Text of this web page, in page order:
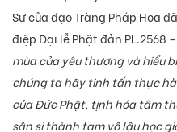
Sư của đạo Tràng Pháp Hoa
điệp Đại lễ Phật đản PL.2568
mùa của yêu thương và hiểu
chúng ta hãy tinh tấn thực
của Đức Phật, tịnh hóa tâm
sân si thành tam vô lậu học